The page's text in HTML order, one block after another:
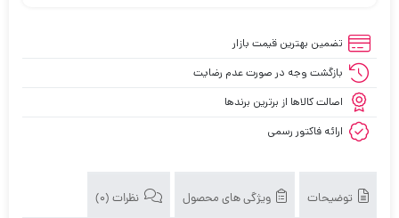
تضمین بهترین قیمت بازار
بازگشت وجه در صورت عدم رضایت
اصالت کالاها از برترین برندها
ارائه فاکتور رسمی
توضیحات ویژگی های محصول نظرات (0)